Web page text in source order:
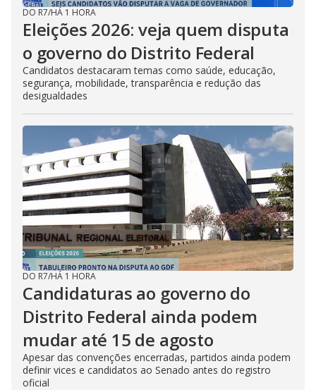
DO R7/HÁ 1 HORA
Eleições 2026: veja quem disputa
o governo do Distrito Federal
Candidatos destacaram temas como saúde, educação,
segurança, mobilidade, transparência e redução das
desigualdades
DO R7/HÁ 1 HORA
Candidaturas ao governo do
Distrito Federal ainda podem
mudar até 15 de agosto
Apesar das convenções encerradas, partidos ainda podem
definir vices e candidatos ao Senado antes do registro
oficial